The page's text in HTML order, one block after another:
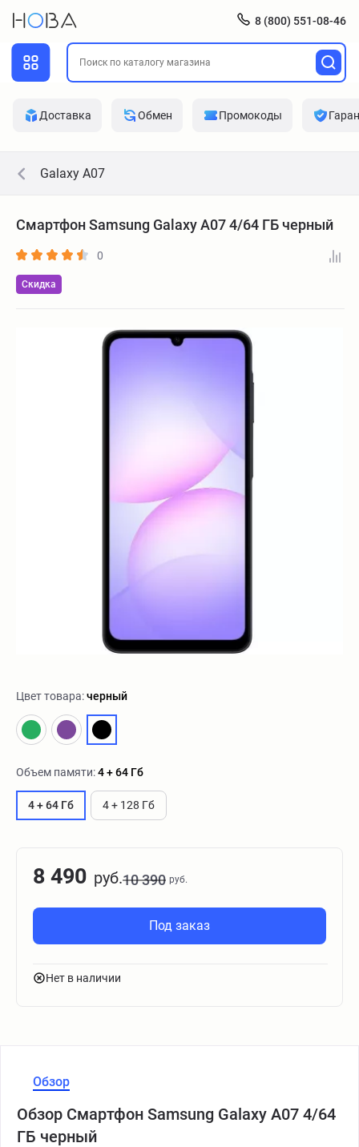
8 (800) 551-08-46
Доставка Обмен Промокоды
Galaxy A07
Смартфон Samsung Galaxy A07 4/64 ГБ черный
0
Скидка
Цвет товара:черный
Объем памяти:4 + 64 Гб
4 + 64 Гб 4 + 128 Гб
8 490 руб.10 390 руб.
Под заказ
Нет в наличии
Обзор
Обзор Смартфон Samsung Galaxy A07 4/64
ГБ черный